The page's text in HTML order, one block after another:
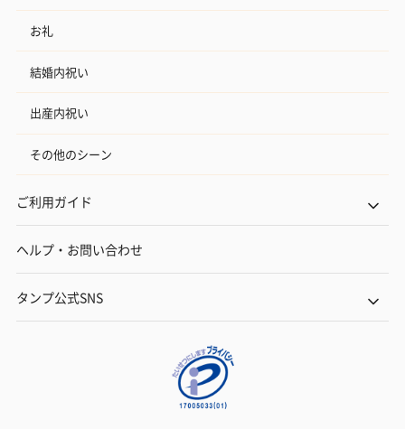
お礼
結婚内祝い
出産内祝い
その他のシーン
ご利用ガイド
ヘルプ・お問い合わせ
タンプ公式SNS